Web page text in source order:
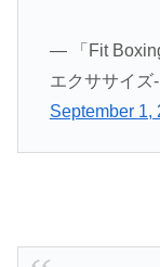
— 「Fit
エクササイズ
September 1,